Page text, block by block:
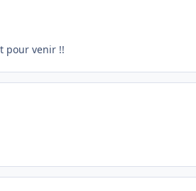
pour venir !!